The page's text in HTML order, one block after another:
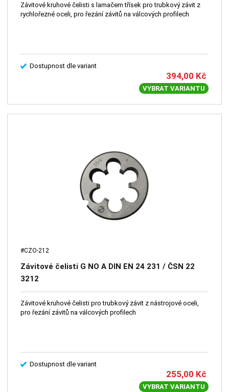
Závitové kruhové čelisti s lamačem třísek pro trubkový závit z
rychlořezné oceli, pro řezání závitů na válcových profilech
Dostupnost dle variant
394,00 Kč
VYBRAT VARIANTU
#CZO-212
Závitové čelisti G NO A DIN EN 24 231 / ČSN 22
3212
Závitové kruhové čelisti pro trubkový závit z nástrojové oceli,
pro řezání závitů na válcových profilech
Dostupnost dle variant
255,00 Kč
VYBRAT VARIANTU